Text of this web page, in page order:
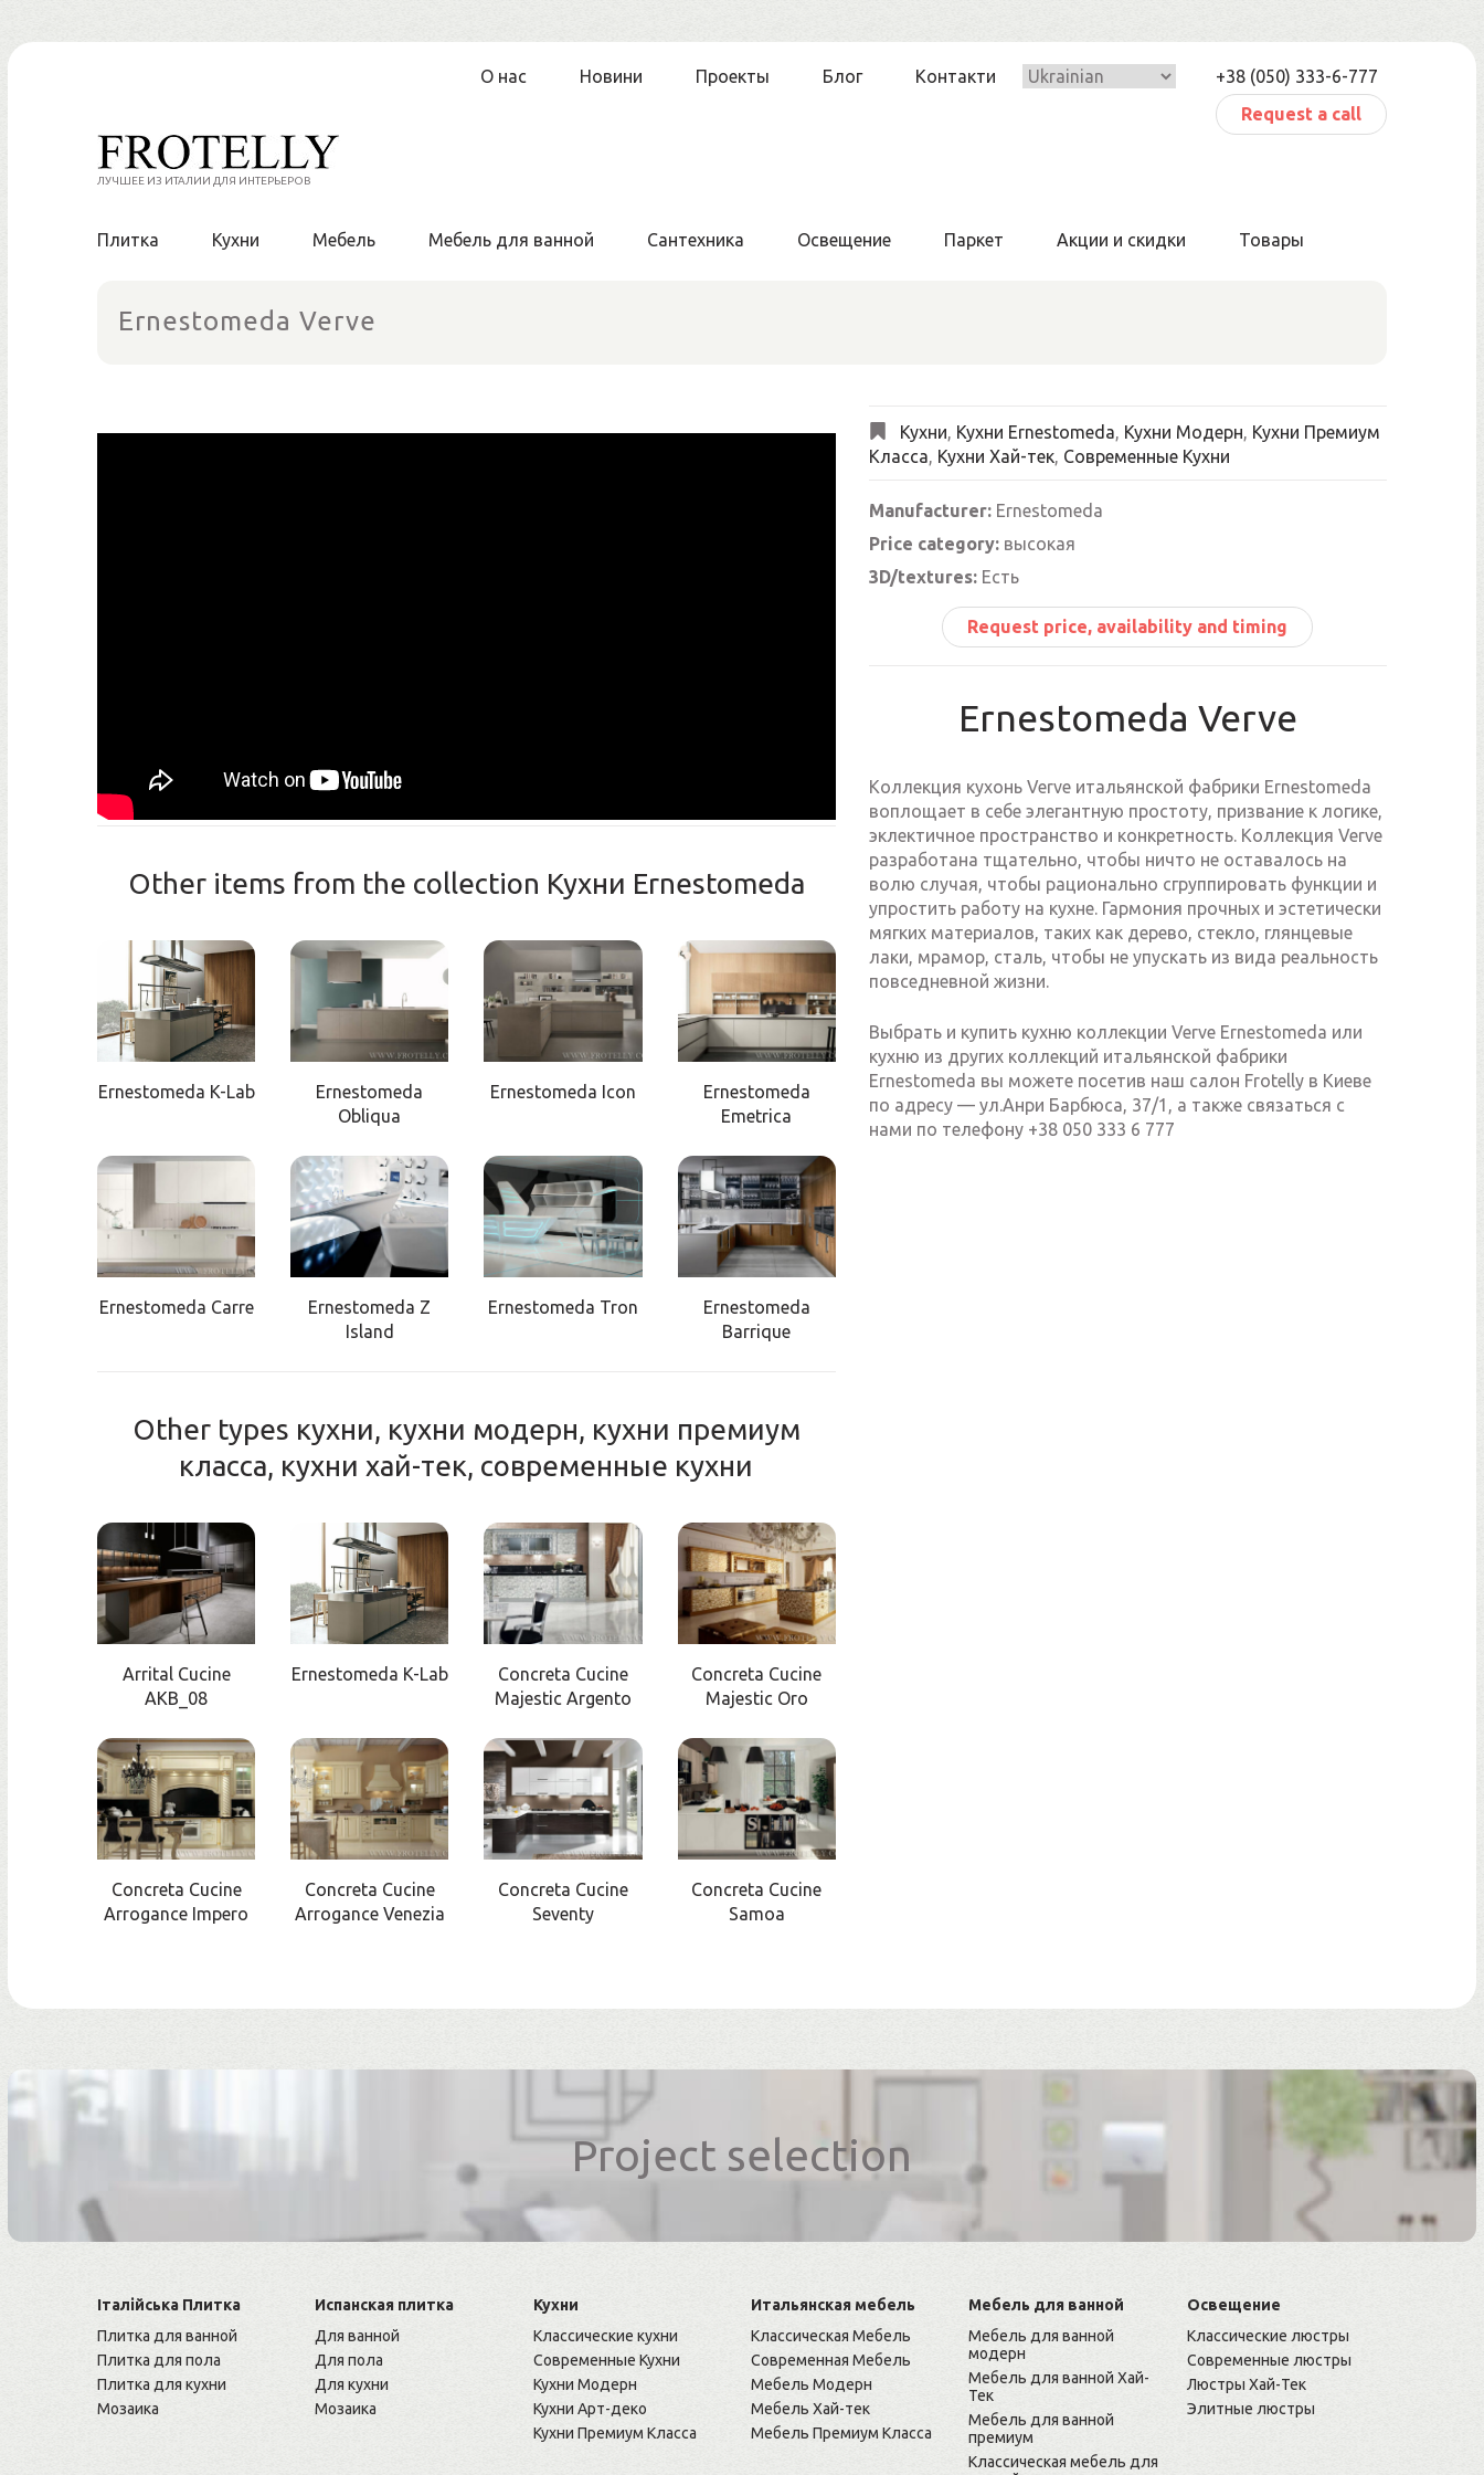
Skip
О нас Новини Проекты Блог Контакти
+38 (050) 333-6-777
Request a call
ЛУЧШЕЕ ИЗ ИТАЛИИ ДЛЯ ИНТЕРЬЕРОВ
Плитка Кухни Мебель Мебель для ванной Сантехника Освещение Паркет Акции и скидки Товары
Ernestomeda Verve
Other items from the collection Кухни Ernestomeda
Ernestomeda K-Lab
Ernestomeda
Obliqua
Ernestomeda Icon
Ernestomeda
Emetrica
Ernestomeda Carre
Ernestomeda Z
Island
Ernestomeda Tron
Ernestomeda
Barrique
Other types кухни, кухни модерн, кухни премиум
класса, кухни хай-тек, современные кухни
Arrital Cucine
AKB_08
Ernestomeda K-Lab
Concreta Cucine
Majestic Argento
Concreta Cucine
Majestic Oro
Concreta Cucine
Arrogance Impero
Concreta Cucine
Arrogance Venezia
Concreta Cucine
Seventy
Concreta Cucine
Samoa
Кухни, Кухни Ernestomeda, Кухни Модерн, Кухни Премиум
Класса, Кухни Хай-тек, Современные Кухни
Manufacturer:Ernestomeda
Price category:высокая
3D/textures:Есть
Request price, availability and timing
Ernestomeda Verve
Коллекция кухонь Verve итальянской фабрики Ernestomeda
воплощает в себе элегантную простоту, призвание к логике,
эклектичное пространство и конкретность. Коллекция Verve
разработана тщательно, чтобы ничто не оставалось на
волю случая, чтобы рационально сгруппировать функции и
упростить работу на кухне. Гармония прочных и эстетически
мягких материалов, таких как дерево, стекло, глянцевые
лаки, мрамор, сталь, чтобы не упускать из вида реальность
повседневной жизни.
Выбрать и купить кухню коллекции Verve Ernestomeda или
кухню из других коллекций итальянской фабрики
Ernestomeda вы можете посетив наш салон Frotelly в Киеве
по адресу — ул.Анри Барбюса, 37/1, а также связаться с
нами по телефону +38 050 333 6 777
Project selection
Італійська Плитка
Плитка для ванной
Плитка для пола
Плитка для кухни
Мозаика
Испанская плитка
Для ванной
Для пола
Для кухни
Мозаика
Кухни
Классические кухни
Современные Кухни
Кухни Модерн
Кухни Арт-деко
Кухни Премиум Класса
Итальянская мебель
Классическая Мебель
Современная Мебель
Мебель Модерн
Мебель Хай-тек
Мебель Премиум Класса
Мебель для ванной
Мебель для ванной
модерн
Мебель для ванной Хай-
Тек
Мебель для ванной
премиум
Классическая мебель для
Освещение
Классические люстры
Современные люстры
Люстры Хай-Тек
Элитные люстры